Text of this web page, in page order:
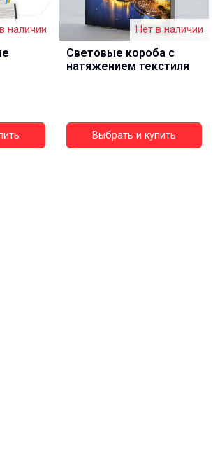
наличии Нет в наличии
Световые короба с
натяжением текстиля
Выбрать и купить